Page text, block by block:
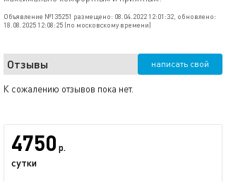
Объявление №135251 размещено: 08.04.2022 12:01:32, обновлено:
18.08.2025 12:08:25 (по московскому времени)
Отзывы написать свой
К сожалению отзывов пока нет.
4750 р.
сутки